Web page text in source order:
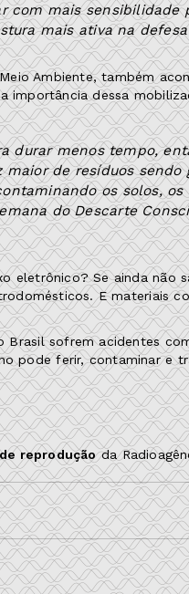
com mais sensibilidade
mais ativa na
Ambiente, também
importância dessa
durar menos tempo,
de resíduos sendo
os solos,
do Descarte
eletrônico? Se ainda não
E materiais
Brasil sofrem acidentes
pode ferir, contaminar e
reproduçãoda